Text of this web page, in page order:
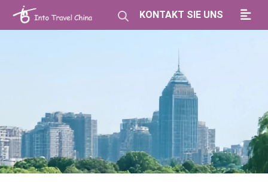
KONTAKT SIE UNS